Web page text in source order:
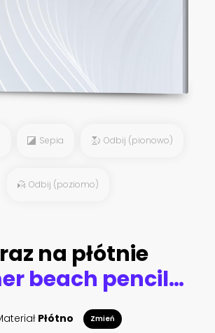
Sepia Odbij (pionowo)
Odbij (poziomo)
na płótnie
Summer beach pencil drawing
Płótno Zmień